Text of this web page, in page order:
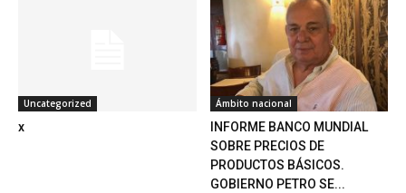
Uncategorized
x
Ámbito nacional
INFORME BANCO MUNDIAL
SOBRE PRECIOS DE
PRODUCTOS BÁSICOS.
GOBIERNO PETRO SE...